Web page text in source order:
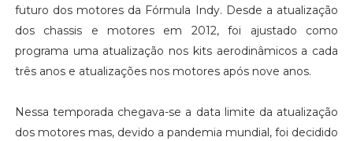
futuro dos motores da Fórmula Indy. Desde a atualização
dos chassis e motores em 2012, foi ajustado como
programa uma atualização nos kits aerodinâmicos a cada
três anos e atualizações nos motores após nove anos.
Nessa temporada chegava-se a data limite da atualização
dos motores mas, devido a pandemia mundial, foi decidido